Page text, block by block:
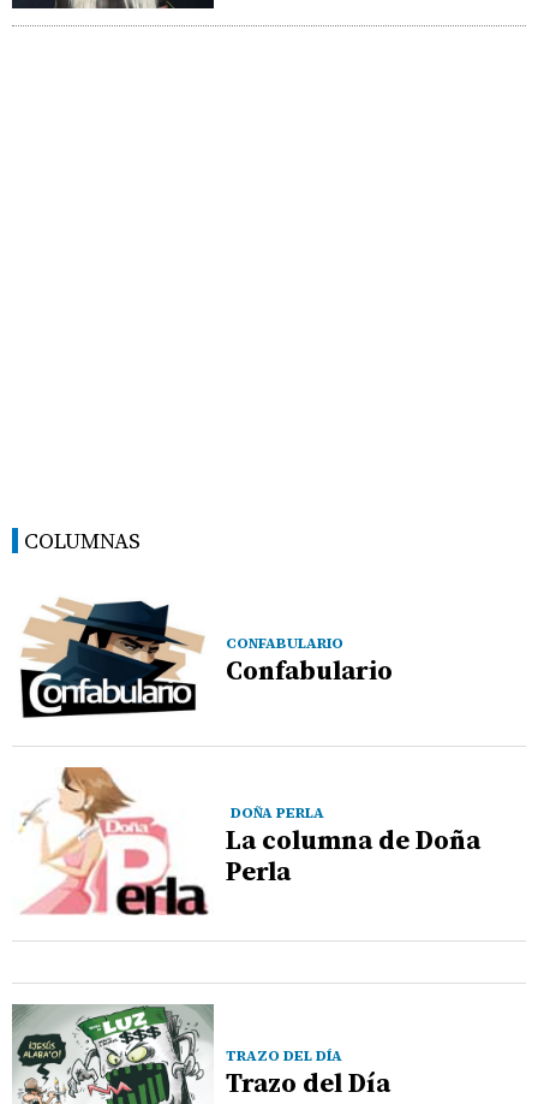
COLUMNAS
CONFABULARIO
Confabulario
DOÑA PERLA
La columna de Doña
Perla
TRAZO DEL DÍA
Trazo del Día